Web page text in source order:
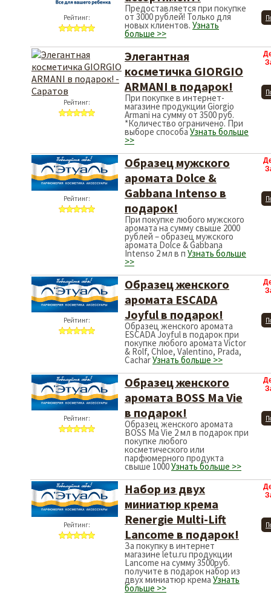
Рейтинг:
Предоставляется при покупке
от 3000 рублей! Только для
новых клиентов. Узнать
больше >>
Рейтинг:
Элегантная
косметичка GIORGIO
ARMANI в подарок!
При покупке в интернет-
магазине продукции Giorgio
Armani на сумму от 3500 руб.
*Количество ограничено. При
выборе способа Узнать больше
>>
Рейтинг:
Образец мужского
аромата Dolce &
Gabbana Intenso в
подарок!
При покупке любого мужского
аромата на сумму свыше 2000
рублей – образец мужского
аромата Dolce & Gabbana
Intenso 2 мл в п Узнать больше
>>
Рейтинг:
Образец женского
аромата ESCADA
Joyful в подарок!
Образец женского аромата
ESCADA Joyful в подарок при
покупке любого аромата Victor
& Rolf, Chloe, Valentino, Prada,
CacharУзнать больше >>
Рейтинг:
Образец женского
аромата BOSS Ma Vie
в подарок!
Образец женского аромата
BOSS Ma Vie 2 мл в подарок при
покупке любого
косметического или
парфюмерного продукта
свыше 1000Узнать больше >>
Рейтинг:
Набор из двух
миниатюр крема
Renergie Multi-Lift
Lancome в подарок!
За покупку в интернет
магазине letu.ru продукции
Lancome на сумму 3500руб.
получите в подарок набор из
двух миниатюр крема Узнать
больше >>